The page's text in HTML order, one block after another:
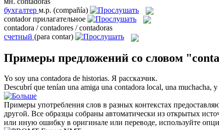
бухгалтер м.р. (compañía)
contador прилагательное
contadora / contadores / contadoras
счетный (para contar)
Примеры предложений со словом
Yo soy una contadora de historias. Я рассказчик.
Descubrí que tenían una amiga una contadora local, una muchacha,
Примеры употребления слов в разных контекстах
другой. Все образцы собраны автоматически из открытых
или иную ошибку в оригинале или переводе, используйте